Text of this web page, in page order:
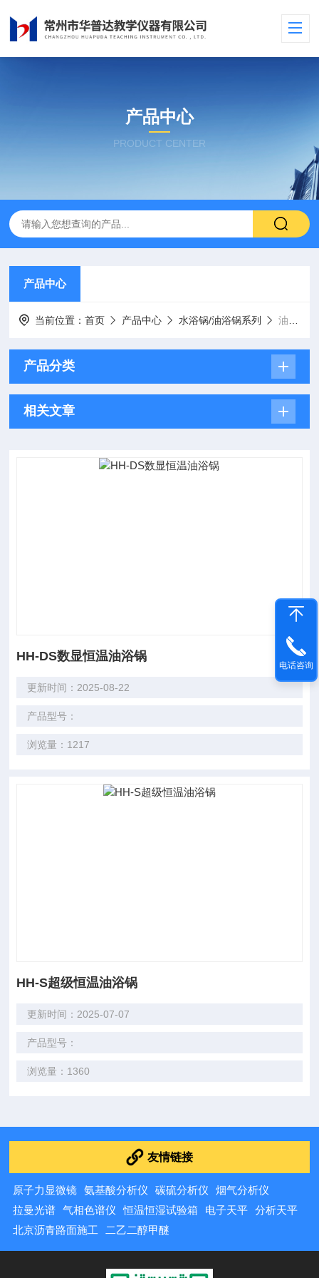
产品中心
PRODUCT CENTER
产品中心
当前位置：首页 产品中心 水浴锅/油浴锅系列 油浴锅
产品分类
相关文章
HH-DS数显恒温油浴锅
更新时间：2025-08-22
产品型号：
浏览量：1217
HH-S超级恒温油浴锅
更新时间：2025-07-07
产品型号：
浏览量：1360
友情链接
原子力显微镜 氨基酸分析仪 碳硫分析仪
烟气分析仪
拉曼光谱
气相色谱仪 恒温恒湿试验箱 电子天平
分析天平
北京沥青路面施工
二乙二醇甲醚
电话咨询